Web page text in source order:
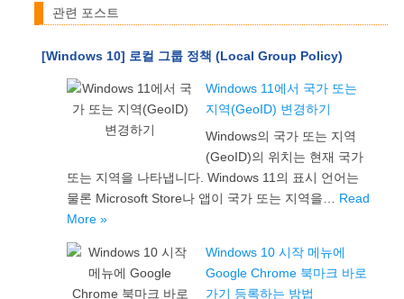
관련 포스트
[Windows 10] 로컬 그룹 정책 (Local Group Policy)
Windows 11에서 국가 또는
지역(GeoID) 변경하기
Windows의 국가 또는 지역
(GeoID)의 위치는 현재 국가
또는 지역을 나타냅니다. Windows 11의 표시 언어는
물론 Microsoft Store나 앱이 국가 또는 지역을… Read
More »
Windows 10 시작 메뉴에
Google Chrome 북마크 바로
가기 등록하는 방법